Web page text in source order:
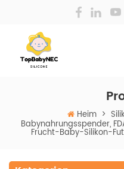
Heim >
Babynahrungsspender,
Frucht-Baby-Silikon-